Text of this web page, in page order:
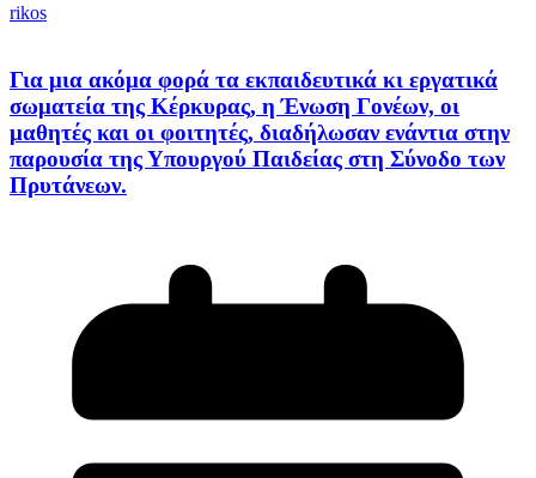
rikos
Για μια ακόμα φορά τα εκπαιδευτικά κι εργατικά
σωματεία της Κέρκυρας, η Ένωση Γονέων, οι
μαθητές και οι φοιτητές, διαδήλωσαν ενάντια στην
παρουσία της Υπουργού Παιδείας στη Σύνοδο των
Πρυτάνεων.